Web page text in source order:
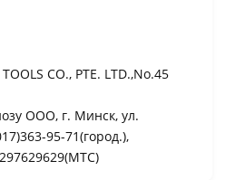
CO., PTE. LTD.,No.45
ООО, г. Минск, ул.
95-71(город.),